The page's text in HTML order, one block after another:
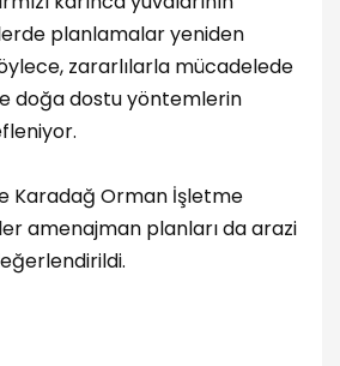
planlamalar yeniden
zararlılarla mücadelede
doğa dostu yöntemlerin
Karadağ Orman İşletme
amenajman planları da arazi